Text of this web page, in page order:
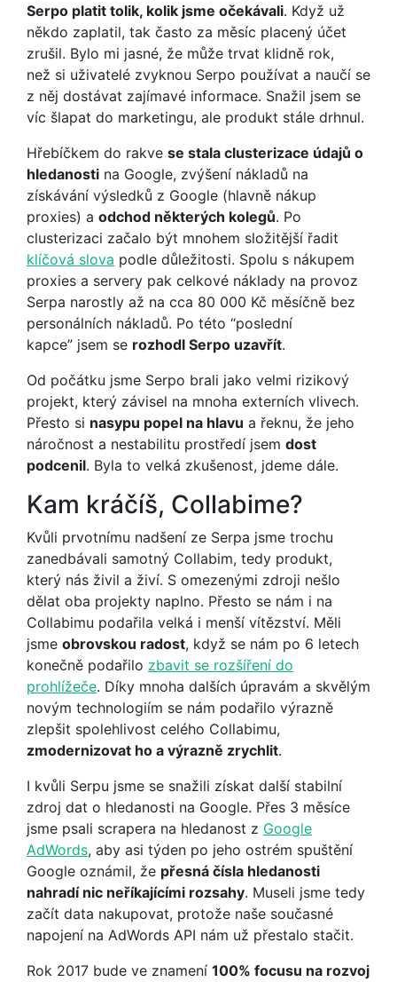
Serpo platit tolik, kolik jsme očekávali. Když už
někdo zaplatil, tak často za měsíc placený účet
zrušil. Bylo mi jasné, že může trvat klidně rok,
než si uživatelé zvyknou Serpo používat a naučí se
z něj dostávat zajímavé informace. Snažil jsem se
víc šlapat do marketingu, ale produkt stále drhnul.
Hřebíčkem do rakve se stala clusterizace údajů o
hledanosti na Google, zvýšení nákladů na
získávání výsledků z Google (hlavně nákup
proxies) a odchod některých kolegů. Po
clusterizaci začalo být mnohem složitější řadit
klíčová slova podle důležitosti. Spolu s nákupem
proxies a servery pak celkové náklady na provoz
Serpa narostly až na cca 80 000 Kč měsíčně bez
personálních nákladů. Po této “poslední
kapce” jsem se rozhodl Serpo uzavřít.
Od počátku jsme Serpo brali jako velmi rizikový
projekt, který závisel na mnoha externích vlivech.
Přesto si nasypu popel na hlavu a řeknu, že jeho
náročnost a nestabilitu prostředí jsem dost
podcenil. Byla to velká zkušenost, jdeme dále.
Kam kráčíš, Collabime?
Kvůli prvotnímu nadšení ze Serpa jsme trochu
zanedbávali samotný Collabim, tedy produkt,
který nás živil a živí. S omezenými zdroji nešlo
dělat oba projekty naplno. Přesto se nám i na
Collabimu podařila velká i menší vítězství. Měli
jsme obrovskou radost, když se nám po 6 letech
konečně podařilo zbavit se rozšíření do
prohlížeče. Díky mnoha dalších úpravám a skvělým
novým technologiím se nám podařilo výrazně
zlepšit spolehlivost celého Collabimu,
zmodernizovat ho a výrazně zrychlit.
I kvůli Serpu jsme se snažili získat další stabilní
zdroj dat o hledanosti na Google. Přes 3 měsíce
jsme psali scrapera na hledanost z Google
AdWords, aby asi týden po jeho ostrém spuštění
Google oznámil, že přesná čísla hledanosti
nahradí nic neříkajícími rozsahy. Museli jsme tedy
začít data nakupovat, protože naše současné
napojení na AdWords API nám už přestalo stačit.
Rok 2017 bude ve znamení 100% focusu na rozvoj